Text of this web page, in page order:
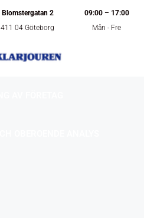
Blomstergatan 2
411 04 Göteborg
09:00 – 17:00
Mån - Fre